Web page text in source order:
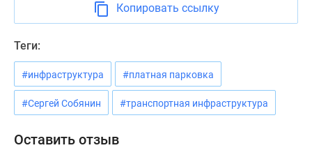
Эксперты
авторы
проекте
Контакты
Копировать ссылку
Теги:
#инфраструктура #платная парковка
#Сергей Собянин #транспортная инфраструктура
Оставить отзыв